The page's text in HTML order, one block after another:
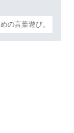
の言葉遊び。